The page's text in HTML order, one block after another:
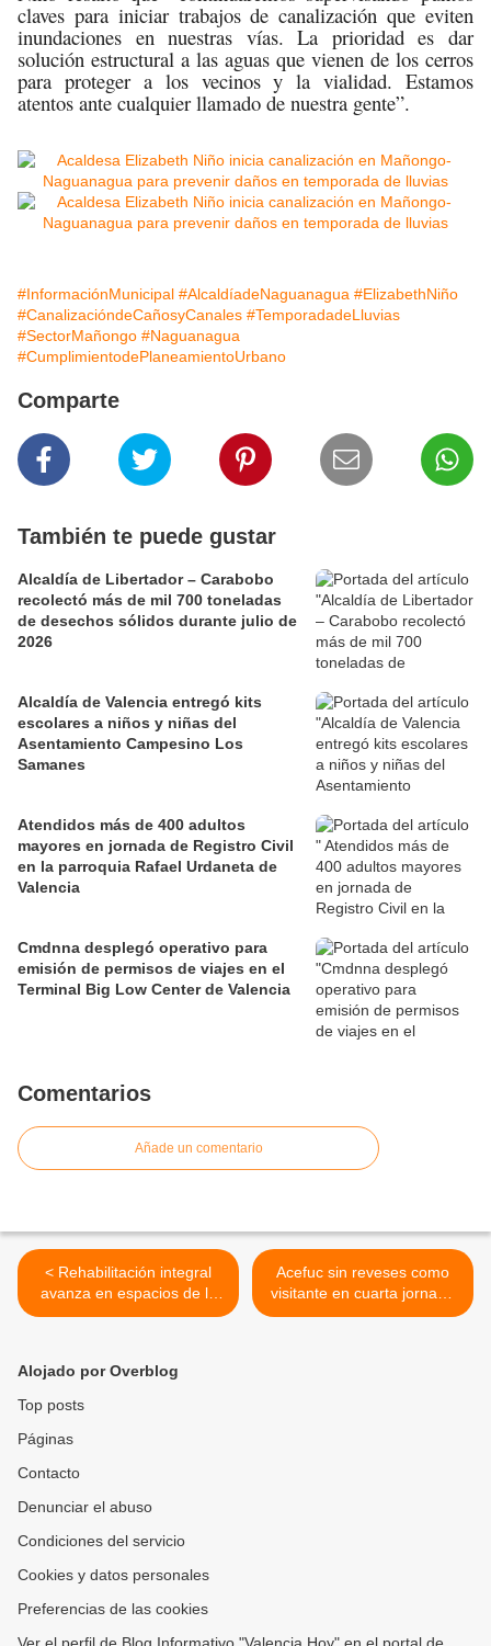
claves para iniciar trabajos de canalización que eviten
inundaciones en nuestras vías. La prioridad es dar
solución estructural a las aguas que vienen de los cerros
para proteger a los vecinos y la vialidad. Estamos
atentos ante cualquier llamado de nuestra gente”.
#InformaciónMunicipal #AlcaldíadeNaguanagua #ElizabethNiño
#CanalizacióndeCañosyCanales #TemporadadeLluvias
#SectorMañongo #Naguanagua
#CumplimientodePlaneamientoUrbano
Comparte
También te puede gustar
Alcaldía de Libertador – Carabobo
recolectó más de mil 700 toneladas
de desechos sólidos durante julio de
2026
Alcaldía de Valencia entregó kits
escolares a niños y niñas del
Asentamiento Campesino Los
Samanes
Atendidos más de 400 adultos
mayores en jornada de Registro Civil
en la parroquia Rafael Urdaneta de
Valencia
Cmdnna desplegó operativo para
emisión de permisos de viajes en el
Terminal Big Low Center de Valencia
Comentarios
Añade un comentario
< Rehabilitación integral
avanza en espacios de la
Maternidad María Ibarra de
Acefuc sin reveses como
visitante en cuarta jornada
de Copa Duo Apertura
Alojado por Overblog
Top posts
Páginas
Contacto
Denunciar el abuso
Condiciones del servicio
Cookies y datos personales
Preferencias de las cookies